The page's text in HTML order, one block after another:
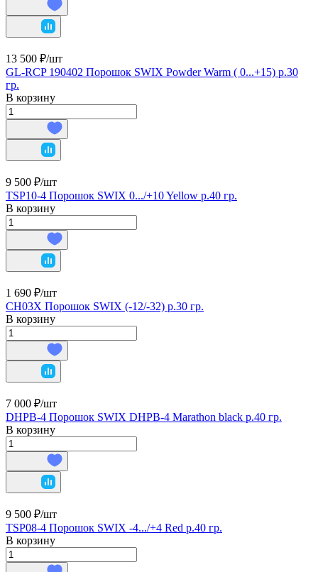
13 500 ₽/шт
GL-RCP 190402 Порошок SWIX Powder Warm ( 0...+15) р.30
гр.
В корзину
9 500 ₽/шт
TSP10-4 Порошок SWIX 0.../+10 Yellow р.40 гр.
В корзину
1 690 ₽/шт
CH03X Порошок SWIX (-12/-32) р.30 гр.
В корзину
7 000 ₽/шт
DHPB-4 Порошок SWIX DHPB-4 Marathon black р.40 гр.
В корзину
9 500 ₽/шт
TSP08-4 Порошок SWIX -4.../+4 Red р.40 гр.
В корзину